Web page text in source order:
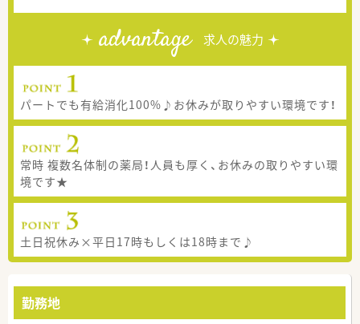
advantage 求人の魅力
パートでも有給消化100%♪お休みが取りやすい環境です！
常時 複数名体制の薬局！人員も厚く、お休みの取りやすい環
境です★
土日祝休み×平日17時もしくは18時まで♪
勤務地